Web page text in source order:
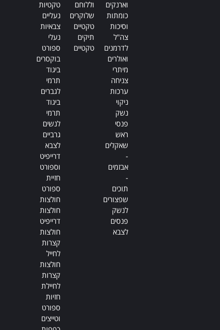
וארנקים
כומתות
וסיכות
צה"ל
לדרמנים
ואולרים
מיתרי
צניחה
ערכות
ניקוי
נשק
פנסי
ראש
שאקלים
-
אבזמים
-
תוכים
שפצורים
לנשק
פנסים
לצבא
וללוחם
שלוקרים
טקטיים
תיקים
טקטיים
טקטיות
נעליים
צבאיות
נעלי
ספורט
בוקסרים
ביגוד
תרמי
לגברים
ביגוד
תרמי
לנשים
גרביים
לצבא
דרייפיט
וספורט
חזיית
ספורט
חולצות
חולצות
דרייפיט
חולצות
קצרות
לחייל
חולצות
קצרות
לחיילת
חזיות
ספורט
וטייצים